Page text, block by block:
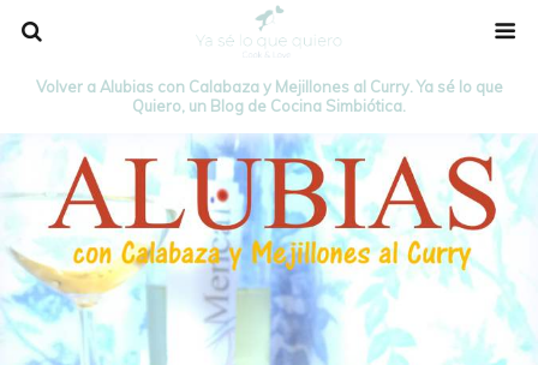
Volver a Alubias con Calabaza y Mejillones al Curry. Ya sé lo que
Quiero, un Blog de Cocina Simbiótica.